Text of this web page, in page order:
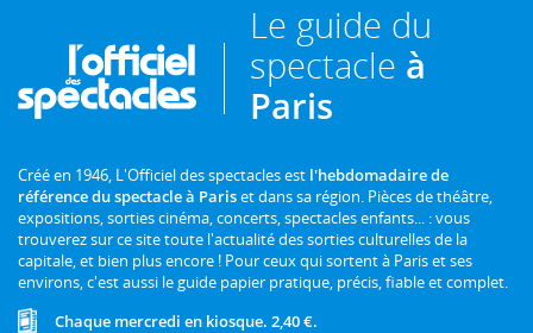
Le guide du
spectacle à
Paris
Créé en 1946, L'Officiel des spectacles est l'hebdomadaire de
référence du spectacle à Pariset dans sa région. Pièces de théâtre,
expositions, sorties cinéma, concerts, spectacles enfants... : vous
trouverez sur ce site toute l'actualité des sorties culturelles de la
capitale, et bien plus encore ! Pour ceux qui sortent à Paris et ses
environs, c'est aussi le guide papier pratique, précis, fiable et complet.
Chaque mercredi en kiosque. 2,40 €.